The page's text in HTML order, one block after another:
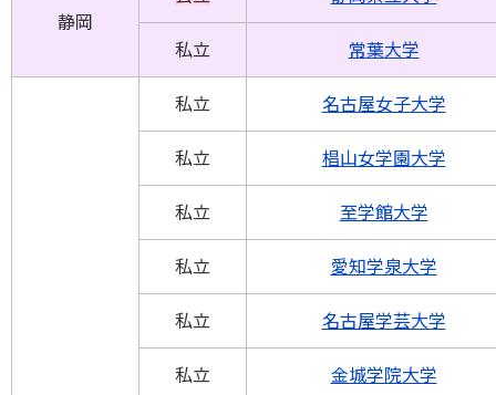
静岡
私立 常葉大学
私立 名古屋女子大学
私立 椙山女学園大学
私立 至学館大学
私立 愛知学泉大学
私立 名古屋学芸大学
私立 金城学院大学